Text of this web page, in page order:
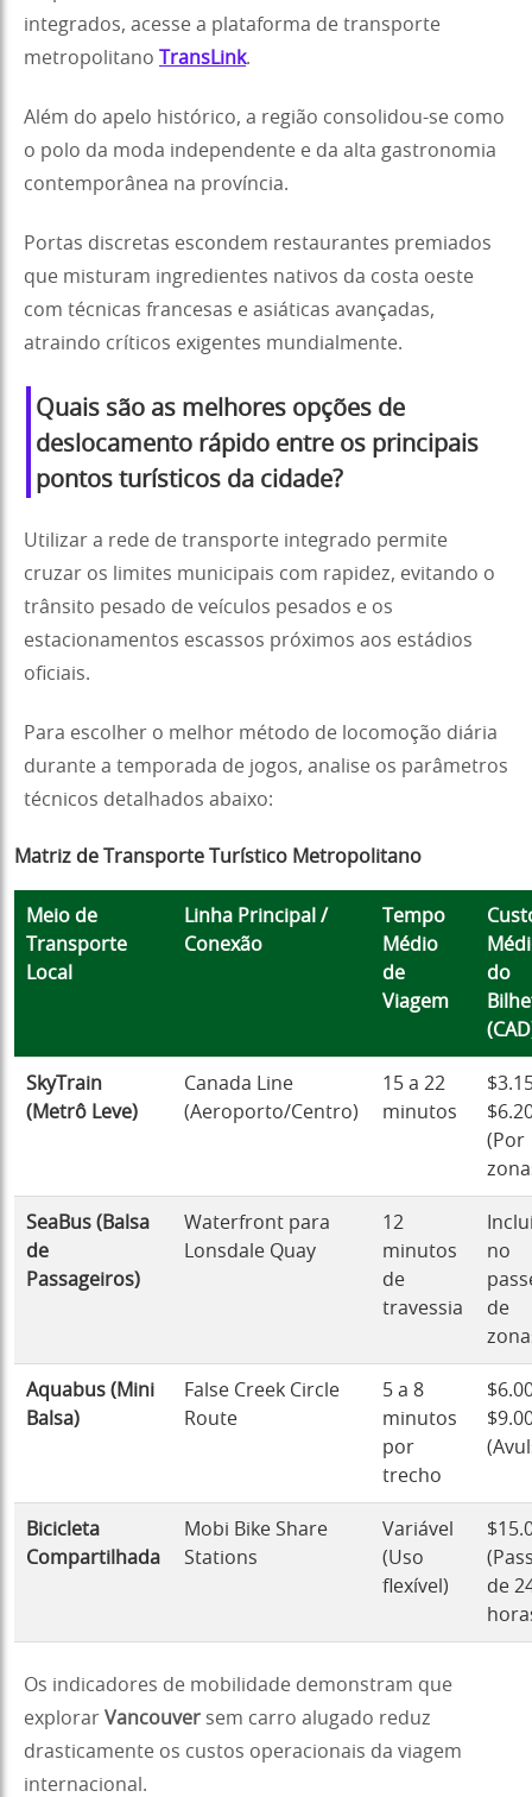
integrados, acesse a plataforma de transporte
metropolitano
TransLink.
Além do apelo histórico, a região consolidou-se como
o polo da moda independente e da alta gastronomia
contemporânea na província.
Portas discretas escondem restaurantes premiados
que misturam ingredientes nativos da costa oeste
com técnicas francesas e asiáticas avançadas,
atraindo críticos exigentes mundialmente.
Quais são as melhores opções de
deslocamento rápido entre os principais
pontos turísticos da cidade?
Utilizar a rede de transporte integrado permite
cruzar os limites municipais com rapidez, evitando o
trânsito pesado de veículos pesados e os
estacionamentos escassos próximos aos estádios
oficiais.
Para escolher o melhor método de locomoção diária
durante a temporada de jogos, analise os parâmetros
técnicos detalhados abaixo:
Matriz de Transporte Turístico Metropolitano
Meio de
Transporte
Local
Linha Principal /
Conexão
Tempo
Médio
de
Viagem
do
SkyTrain
(Metrô Leve)
Canada Line
(Aeroporto/Centro)
15 a 22
minutos
(Por
SeaBus (Balsa
de
Passageiros)
Waterfront para
Lonsdale Quay
12
minutos
de
travessia
no
de
Aquabus (Mini
Balsa)
False Creek Circle
Route
5 a 8
minutos
por
trecho
Bicicleta
Compartilhada
Mobi Bike Share
Stations
Variável
(Uso
flexível)
de
Os indicadores de mobilidade demonstram que
explorar Vancouver sem carro alugado reduz
drasticamente os custos operacionais da viagem
internacional.